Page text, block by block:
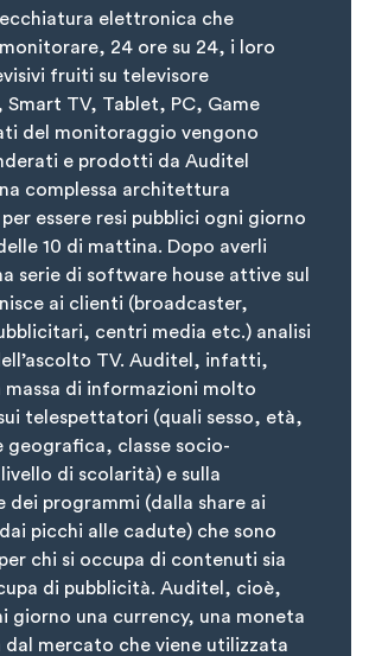
elettronica che
24 ore su 24, i loro
fruiti su televisore
TV, Tablet, PC, Game
del monitoraggio vengono
e prodotti da Auditel
complessa architettura
essere resi pubblici ogni giorno
10 di mattina. Dopo averli
serie di software house attive sul
ai clienti (broadcaster,
centri media etc.) analisi
TV. Auditel, infatti,
massa di informazioni molto
telespettatori (quali sesso, età,
geografica, classe socio-
di scolarità) e sulla
dei programmi (dalla share ai
picchi alle cadute) che sono
chi si occupa di contenuti sia
di pubblicità. Auditel, cioè,
giorno una currency, una moneta
mercato che viene utilizzata